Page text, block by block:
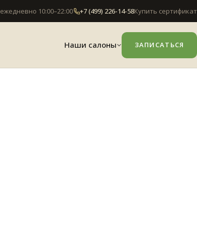
ежедневно 10:00–22:00 +7 (499) 226-14-58Купить сертификат
Наши салоны ЗАПИСАТЬСЯ